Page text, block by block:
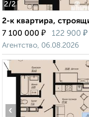
2/2
2-к квартира,
7 100 000 ₽ 122 900 ₽
Агентство, 06.08.2026
‹